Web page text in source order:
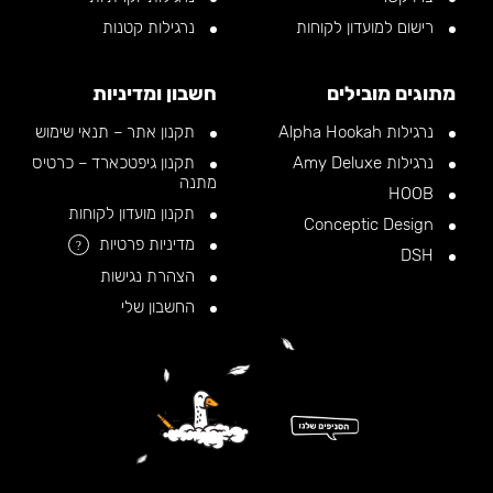
רישום למועדון לקוחות
נרגילות קטנות
מתוגים מובילים
נרגילות Alpha Hookah
נרגילות Amy Deluxe
חשבון ומדיניות
תקנון אתר – תנאי שימוש
תקנון גיפטכארד – כרטיס
מתנה
תקנון מועדון לקוחות
מדיניות פרטיות
?
הצהרת נגישות
החשבון שלי